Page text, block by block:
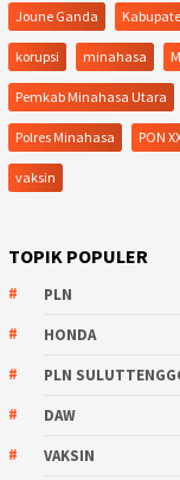
Joune Ganda
korupsi minahasa
Pemkab Minahasa Utara
Polres Minahasa PON
vaksin
TOPIK POPULER
PLN
HONDA
PLN
DAW
VAKSIN